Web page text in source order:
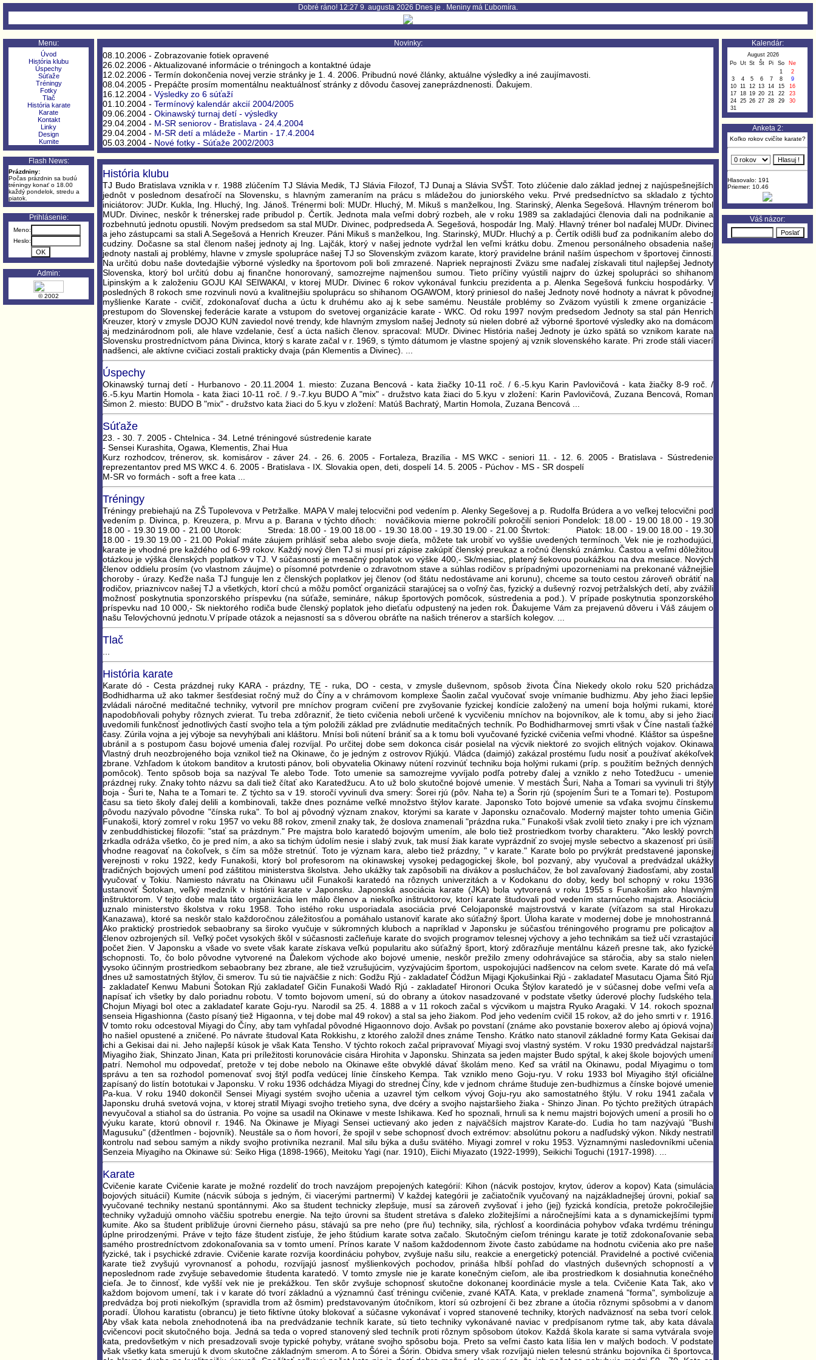
Dobré ráno! 12:27 9. augusta 2026 Dnes je . Meniny má Ľubomíra.
Menu:
Úvod
História klubu
Úspechy
Súťaže
Tréningy
Fotky
Tlač
História karate
Karate
Kontakt
Linky
Design
Kumite
Flash News:
Prázdniny:
Počas prázdnin sa budú
tréningy konať o 18.00
každý pondelok, stredu a
piatok.
Prihlásenie:
Meno:
Heslo:
Admin:
© 2002
Novinky:
08.10.2006 - Zobrazovanie fotiek opravené
26.02.2006 - Aktualizované informácie o tréningoch a kontaktné údaje
12.02.2006 - Termín dokončenia novej verzie stránky je 1. 4. 2006. Pribudnú nové články, aktuálne výsledky a iné zaujímavosti.
08.04.2005 - Prepáčte prosím momentálnu neaktuálnosť stránky z dôvodu časovej zaneprázdnenosti. Ďakujem.
16.12.2004 - Výsledky zo 6 súťaží
01.10.2004 - Termínový kalendár akcií 2004/2005
09.06.2004 - Okinawský turnaj detí - výsledky
29.04.2004 - M-SR seniorov - Bratislava - 24.4.2004
29.04.2004 - M-SR detí a mládeže - Martin - 17.4.2004
05.03.2004 - Nové fotky - Súťaže 2002/2003
História klubu
TJ Budo Bratislava vznikla v r. 1988 zlúčením TJ Slávia Medik, TJ Slávia Filozof, TJ Dunaj a Slávia SVŠT. Toto zlúčenie dalo základ jednej z najúspešnejších
jednôt v poslednom desaťročí na Slovensku, s hlavným zameraním na prácu s mládežou do juniorského veku. Prvé predsedníctvo sa skladalo z týchto
iniciátorov: JUDr. Kukla, Ing. Hluchý, Ing. Jánoš. Trénermi boli: MUDr. Hluchý, M. Mikuš s manželkou, Ing. Starinský, Alenka Segešová. Hlavným trénerom bol
MUDr. Divinec, neskôr k trénerskej rade pribudol p. Čertík. Jednota mala veľmi dobrý rozbeh, ale v roku 1989 sa zakladajúci členovia dali na podnikanie a
rozbehnutú jednotu opustili. Novým predsedom sa stal MUDr. Divinec, podpredseda A. Segešová, hospodár Ing. Malý. Hlavný tréner bol naďalej MUDr. Divinec
a jeho zástupcami sa stali A.Segešová a Henrich Kreuzer. Páni Mikuš s manželkou, Ing. Starinský, MUDr. Hluchý a p. Čertík odišli buď za podnikaním alebo do
cudziny. Dočasne sa stal členom našej jednoty aj Ing. Lajčák, ktorý v našej jednote vydržal len veľmi krátku dobu. Zmenou personálneho obsadenia našej
jednoty nastali aj problémy, hlavne v zmysle spolupráce našej TJ so Slovenským zväzom karate, ktorý pravidelne bránil naším úspechom v športovej činnosti.
Na určitú dobu naše dovtedajšie výborné výsledky na športovom poli boli zmrazené. Napriek neprajnosti Zväzu sme naďalej získavali titul najlepšej Jednoty
Slovenska, ktorý bol určitú dobu aj finančne honorovaný, samozrejme najmenšou sumou. Tieto príčiny vyústili najprv do úzkej spolupráci so shihanom
Lipinským a k založeniu GOJU KAI SEIWAKAI, v ktorej MUDr. Divinec 6 rokov vykonával funkciu prezidenta a p. Alenka Segešová funkciu hospodárky. V
posledných 8 rokoch sme rozvinuli novú a kvalitnejšiu spoluprácu so shihanom OGAWOM, ktorý priniesol do našej Jednoty nové hodnoty a návrat k pôvodnej
myšlienke Karate - cvičiť, zdokonaľovať ducha a úctu k druhému ako aj k sebe samému. Neustále problémy so Zväzom vyústili k zmene organizácie -
prestupom do Slovenskej federácie karate a vstupom do svetovej organizácie karate - WKC. Od roku 1997 novým predsedom Jednoty sa stal pán Henrich
Kreuzer, ktorý v zmysle DOJO KUN zaviedol nové trendy, kde hlavným zmyslom našej Jednoty sú nielen dobré až výborné športové výsledky ako na domácom
aj medzinárodnom poli, ale hlave vzdelanie, česť a úcta našich členov. spracoval: MUDr. Divinec História našej Jednoty je úzko spätá so vznikom karate na
Slovensku prostredníctvom pána Divinca, ktorý s karate začal v r. 1969, s týmto dátumom je vlastne spojený aj vznik slovenského karate. Pri zrode stáli viacerí
nadšenci, ale aktívne cvičiaci zostali prakticky dvaja (pán Klementis a Divinec). ...
Úspechy
Okinawský turnaj detí - Hurbanovo - 20.11.2004 1. miesto: Zuzana Bencová - kata žiačky 10-11 roč. / 6.-5.kyu Karin Pavlovičová - kata žiačky 8-9 roč. /
6.-5.kyu Martin Homola - kata žiaci 10-11 roč. / 9.-7.kyu BUDO A "mix" - družstvo kata žiaci do 5.kyu v zložení: Karin Pavlovičová, Zuzana Bencová, Roman
Šimon 2. miesto: BUDO B "mix" - družstvo kata žiaci do 5.kyu v zložení: Matúš Bachratý, Martin Homola, Zuzana Bencová ...
Súťaže
23. - 30. 7. 2005 - Chtelnica - 34. Letné tréningové sústredenie karate
- Sensei Kurashita, Ogawa, Klementis, Zhai Hua
Kurz rozhodcov, trénerov, sk. komisárov - záver 24. - 26. 6. 2005 - Fortaleza, Brazília - MS WKC - seniori 11. - 12. 6. 2005 - Bratislava - Sústredenie
reprezentantov pred MS WKC 4. 6. 2005 - Bratislava - IX. Slovakia open, deti, dospelí 14. 5. 2005 - Púchov - MS - SR dospelí
M-SR vo formách - soft a free kata ...
Tréningy
Tréningy prebiehajú na ZŠ Tupolevova v Petržalke. MAPA V malej telocvični pod vedením p. Alenky Segešovej a p. Rudolfa Brúdera a vo veľkej telocvični pod
vedením p. Divinca, p. Kreuzera, p. Mrvu a p. Barana v týchto dňoch: nováčikovia mierne pokročilí pokročilí seniori Pondelok: 18.00 - 19.00 18.00 - 19.30
18.00 - 19.30 19.00 - 21.00 Utorok: Streda: 18.00 - 19.00 18.00 - 19.30 18.00 - 19.30 19.00 - 21.00 Štvrtok: Piatok: 18.00 - 19.00 18.00 - 19.30
18.00 - 19.30 19.00 - 21.00 Pokiaľ máte záujem prihlásiť seba alebo svoje dieťa, môžete tak urobiť vo vyššie uvedených termínoch. Vek nie je rozhodujúci,
karate je vhodné pre každého od 6-99 rokov. Každý nový člen TJ si musí pri zápise zakúpiť členský preukaz a ročnú členskú známku. Častou a veľmi dôležitou
otázkou je výška členských poplatkov v TJ. V súčasnosti je mesačný poplatok vo výške 400,- Sk/mesiac, platený šekovou poukážkou na dva mesiace. Nových
členov oddielu prosím (vo vlastnom záujme) o písomné potvrdenie o zdravotnom stave a súhlas rodičov s prípadnými upozorneniami na prekonané vážnejšie
choroby - úrazy. Keďže naša TJ funguje len z členských poplatkov jej členov (od štátu nedostávame ani korunu), chceme sa touto cestou zároveň obrátiť na
rodičov, priaznivcov našej TJ a všetkých, ktorí chcú a môžu pomôcť organizácii starajúcej sa o voľný čas, fyzický a duševný rozvoj petržalských detí, aby zvážili
možnosť poskytnutia sponzorského príspevku (na súťaže, semináre, nákup športových pomôcok, sústredenia a pod.). V prípade poskytnutia sponzorského
príspevku nad 10 000,- Sk niektorého rodiča bude členský poplatok jeho dieťaťu odpustený na jeden rok. Ďakujeme Vám za prejavenú dôveru i Váš záujem o
našu Telovýchovnú jednotu.V prípade otázok a nejasností sa s dôverou obráťte na našich trénerov a starších kolegov. ...
Tlač
História karate
Karate dó - Cesta prázdnej ruky KARA - prázdny, TE - ruka, DO - cesta, v zmysle duševnom, spôsob života Čína Niekedy okolo roku 520 prichádza
Bodhidharma už ako takmer šesťdesiat ročný muž do Číny a v chrámovom komplexe Šaolin začal vyučovať svoje vnímanie budhizmu. Aby jeho žiaci lepšie
zvládali náročné meditačné techniky, vytvoril pre mníchov program cvičení pre zvyšovanie fyzickej kondície založený na umení boja holými rukami, ktoré
napodobňovali pohyby rôznych zvierat. Tu treba zdôrazniť, že tieto cvičenia neboli určené k vycvičeniu mníchov na bojovníkov, ale k tomu, aby si jeho žiaci
uvedomili funkčnosť jednotlivých častí svojho tela a tým položili základ pre zvládnutie meditačných techník. Po Bodhidharmovej smrti však v Číne nastali ťažké
časy. Zúrila vojna a jej výboje sa nevyhýbali ani kláštoru. Mnísi boli nútení brániť sa a k tomu boli vyučované fyzické cvičenia veľmi vhodné. Kláštor sa úspešne
ubránil a s postupom času bojové umenia ďalej rozvíjal. Po určitej dobe sem dokonca cisár posielal na výcvik niektoré zo svojich elitných vojakov. Okinawa
Vlastný druh neozbrojeného boja vznikol tiež na Okinawe, čo je jedným z ostrovov Rjúkjú. Vládca (daimjó) zakázal prostému ľudu nosiť a používať akékoľvek
zbrane. Vzhľadom k útokom banditov a krutosti pánov, boli obyvatelia Okinawy nútení rozvinúť techniku boja holými rukami (príp. s použitím bežných denných
pomôcok). Tento spôsob boja sa nazýval Te alebo Tode. Toto umenie sa samozrejme vyvíjalo podľa potreby ďalej a vzniklo z neho Totedžucu - umenie
prázdnej ruky. Znaky tohto názvu sa dali tiež čítať ako Karatedžucu. A to už bolo skutočné bojové umenie. V mestách Šuri, Naha a Tomari sa vyvinuli tri štýly
boja - Šuri te, Naha te a Tomari te. Z týchto sa v 19. storočí vyvinuli dva smery: Šorei rjú (pôv. Naha te) a Šorin rjú (spojením Šuri te a Tomari te). Postupom
času sa tieto školy ďalej delili a kombinovali, takže dnes poznáme veľké množstvo štýlov karate. Japonsko Toto bojové umenie sa vďaka svojmu čínskemu
pôvodu nazývalo pôvodne "čínska ruka". To bol aj pôvodný význam znakov, ktorými sa karate v Japonsku označovalo. Moderný majster tohto umenia Gičin
Funakoši, ktorý zomrel v roku 1957 vo veku 88 rokov, zmenil znaky tak, že doslova znamenali "prázdna ruka." Funakoši však zvolil tieto znaky i pre ich význam
v zenbuddhistickej filozofii: "stať sa prázdnym." Pre majstra bolo karatedó bojovým umením, ale bolo tiež prostriedkom tvorby charakteru. "Ako lesklý povrch
zrkadla odráža všetko, čo je pred ním, a ako sa tichým údolím nesie i slabý zvuk, tak musí žiak karate vyprázdniť zo svojej mysle sebectvo a skazenosť pri úsilí
vhodne reagovať na čokoľvek, s čím sa môže stretnúť. Toto je význam kara, alebo tiež prázdny, " v karate." Karate bolo po prvýkrát predstavené japonskej
verejnosti v roku 1922, kedy Funakoši, ktorý bol profesorom na okinawskej vysokej pedagogickej škole, bol pozvaný, aby vyučoval a predvádzal ukážky
tradičných bojových umení pod záštitou ministerstva školstva. Jeho ukážky tak zapôsobili na divákov a poslucháčov, že bol zavaľovaný žiadosťami, aby zostal
vyučovať v Tokiu. Namiesto návratu na Okinawu učil Funakoši karatedó na rôznych univerzitách a v Kodokanu do doby, kedy bol schopný v roku 1936
ustanoviť Šotokan, veľký medzník v histórii karate v Japonsku. Japonská asociácia karate (JKA) bola vytvorená v roku 1955 s Funakošim ako hlavným
inštruktorom. V tejto dobe mala táto organizácia len málo členov a niekoľko inštruktorov, ktorí karate študovali pod vedením starnúceho majstra. Asociáciu
uznalo ministerstvo školstva v roku 1958. Toho istého roku usporiadala asociácia prvé Celojaponské majstrovstvá v karate (víťazom sa stal Hirokazu
Kanazawa), ktoré sa neskôr stalo každoročnou záležitosťou a pomáhalo ustanoviť karate ako súťažný šport. Úloha karate v modernej dobe je mnohostranná.
Ako praktický prostriedok sebaobrany sa široko vyučuje v súkromných kluboch a napríklad v Japonsku je súčasťou tréningového programu pre policajtov a
členov ozbrojených síl. Veľký počet vysokých škôl v súčasnosti začleňuje karate do svojich programov telesnej výchovy a jeho technikám sa tiež učí vzrastajúci
počet žien. V Japonsku a všade vo svete však karate získava veľkú popularitu ako súťažný šport, ktorý zdôrazňuje mentálnu kázeň presne tak, ako fyzické
schopnosti. To, čo bolo pôvodne vytvorené na Ďalekom východe ako bojové umenie, neskôr prežilo zmeny odohrávajúce sa stáročia, aby sa stalo nielen
vysoko účinným prostriedkom sebaobrany bez zbrane, ale tiež vzrušujúcim, vyzývajúcim športom, uspokojujúci nadšencov na celom svete. Karate dó má veľa
dnes už samostatných štýlov, či smerov. Tu sú tie najväčšie z nich: Godžu Rjú - zakladateľ Čódžun Mijagi Kjokušinkai Rjú - zakladateľ Masutacu Ojama Šitó Rjú
- zakladateľ Kenwu Mabuni Šotokan Rjú zakladateľ Gičin Funakoši Wadó Rjú - zakladateľ Hironori Ocuka Štýlov karatedó je v súčasnej dobe veľmi veľa a
napísať ich všetky by dalo poriadnu robotu. V tomto bojovom umení, sú do obrany a útokov nasadzované v podstate všetky úderové plochy ľudského tela.
Chojun Miyagi bol otec a zakladateľ karate Goju-ryu. Narodil sa 25. 4. 1888 a v 11 rokoch začal s výcvikom u majstra Ryuko Aragaki. V 14. rokoch spoznal
senseia Higashionna (často písaný tiež Higaonna, v tej dobe mal 49 rokov) a stal sa jeho žiakom. Pod jeho vedením cvičil 15 rokov, až do jeho smrti v r. 1916.
V tomto roku odcestoval Miyagi do Číny, aby tam vyhľadal pôvodné Higaonnovo dojo. Avšak po povstaní (známe ako povstanie boxerov alebo aj ópiová vojna)
ho našiel opustené a zničené. Po návrate študoval Kata Rokkishu, z ktorého založil dnes známe Tensho. Krátko nato stanovil základné formy Kata Gekisai dai
ichi a Gekisai dai ni. Jeho najlepší kúsok je však Kata Tensho. V týchto rokoch začal pripravovať Miyagi svoj vlastný systém. V roku 1930 predvádzal najstarší
Miyagiho žiak, Shinzato Jinan, Kata pri príležitosti korunovácie cisára Hirohita v Japonsku. Shinzata sa jeden majster Budo spýtal, k akej škole bojových umení
patrí. Nemohol mu odpovedať, pretože v tej dobe nebolo na Okinawe ešte obvyklé dávať školám meno. Keď sa vrátil na Okinawu, podal Miyagimu o tom
správu a ten sa rozhodol pomenovať svoj štýl podľa vedúcej línie čínskeho Kempa. Tak vzniklo meno Goju-ryu. V roku 1933 bol Miyagiho štýl oficiálne
zapísaný do listín bototukai v Japonsku. V roku 1936 odchádza Miyagi do strednej Číny, kde v jednom chráme študuje zen-budhizmus a čínske bojové umenie
Pa-kua. V roku 1940 dokončil Sensei Miyagi systém svojho učenia a uzavrel tým celkom vývoj Goju-ryu ako samostatného štýlu. V roku 1941 začala v
Japonsku druhá svetová vojna, v ktorej stratil Miyagi svojho tretieho syna, dve dcéry a svojho najstaršieho žiaka - Shinzo Jinan. Po týchto prežitých útrapách
nevyučoval a stiahol sa do ústrania. Po vojne sa usadil na Okinawe v meste Ishikawa. Keď ho spoznali, hrnuli sa k nemu majstri bojových umení a prosili ho o
výuku karate, ktorú obnovil r. 1946. Na Okinawe je Miyagi Sensei uctievaný ako jeden z najväčších majstrov Karate-do. Ľudia ho tam nazývajú "Bushi
Magusuku" (džentlmen - bojovník). Neustále sa o ňom hovorí, že spojil v sebe schopnosť dvoch extrémov: absolútnu pokoru a nadľudský výkon. Nikdy nestratil
kontrolu nad sebou samým a nikdy svojho protivníka nezranil. Mal silu býka a dušu svätého. Miyagi zomrel v roku 1953. Významnými nasledovníkmi učenia
Senzeia Miyagiho na Okinawe sú: Seiko Higa (1898-1966), Meitoku Yagi (nar. 1910), Eiichi Miyazato (1922-1999), Seikichi Toguchi (1917-1998). ...
Karate
Cvičenie karate Cvičenie karate je možné rozdeliť do troch navzájom prepojených kategórií: Kihon (nácvik postojov, krytov, úderov a kopov) Kata (simulácia
bojových situácií) Kumite (nácvik súboja s jedným, či viacerými partnermi) V každej kategórii je začiatočník vyučovaný na najzákladnejšej úrovni, pokiaľ sa
vyučované techniky nestanú spontánnymi. Ako sa študent technicky zlepšuje, musí sa zároveň zvyšovať i jeho (jej) fyzická kondícia, pretože pokročilejšie
techniky vyžadujú omnoho väčšiu spotrebu energie. Na tejto úrovni sa študent stretáva s ďaleko zložitejšími a náročnejšími kata a s dynamickejšími typmi
kumite. Ako sa študent približuje úrovni čierneho pásu, stávajú sa pre neho (pre ňu) techniky, sila, rýchlosť a koordinácia pohybov vďaka tvrdému tréningu
úplne prirodzenými. Práve v tejto fáze študent zisťuje, že jeho štúdium karate sotva začalo. Skutočným cieľom tréningu karate je totiž zdokonaľovanie seba
samého prostredníctvom zdokonaľovania sa v tomto umení. Prínos karate V našom každodennom živote často zabúdame na hodnotu cvičenia ako pre naše
fyzické, tak i psychické zdravie. Cvičenie karate rozvíja koordináciu pohybov, zvyšuje našu silu, reakcie a energetický potenciál. Pravidelné a poctivé cvičenia
karate tiež zvyšujú vyrovnanosť a pohodu, rozvíjajú jasnosť myšlienkových pochodov, prináša hlbší pohľad do vlastných duševných schopností a v
neposlednom rade zvyšuje sebavedomie študenta karatedó. V tomto zmysle nie je karate konečným cieľom, ale iba prostriedkom k dosiahnutia konečného
cieľa. Je to činnosť, kde vyšší vek nie je prekážkou. Ten skôr zvyšuje schopnosť skutočne dokonanej koordinácie mysle a tela. Cvičenie Kata Tak, ako v
každom bojovom umení, tak i v karate dó tvorí základnú a významnú časť tréningu cvičenie, zvané KATA. Kata, v preklade znamená "forma", symbolizuje a
predvádza boj proti niekoľkým (spravidla trom až ôsmim) predstavovaným útočníkom, ktorí sú ozbrojení či bez zbrane a útočia rôznymi spôsobmi a v danom
poradí. Úlohou karatistu (obrancu) je tieto fiktívne útoky blokovať a súčasne vykonávať i vopred stanovené techniky, ktorých nadväznosť na seba tvorí celok.
Aby však kata nebola znehodnotená iba na predvádzanie techník karate, sú tieto techniky vykonávané naviac v predpísanom rytme tak, aby kata dávala
cvičencovi pocit skutočného boja. Jedná sa teda o vopred stanovený sled techník proti rôznym spôsobom útokov. Každá škola karate si sama vytvárala svoje
kata, predovšetkým v nich presadzovali svoje typické pohyby, vrátane svojho spôsobu boja. Preto sa veľmi často kata líšia len v malých bodoch. V podstate
však všetky kata smerujú k dvom skutočne základným smerom. A to Šórei a Šórin. Obidva smery však rozvíjajú nielen telesnú stránku bojovníka či športovca,
Kalendár:
August 2026
Po Ut St Št Pi So
Ne
1
2
3
4 5 6 7 8
9
10
11 12 13 14 15
16
17
18 19 20 21 22
23
24
25 26 27 28 29
30
31
Anketa 2:
Koľko rokov cvičíte karate?
Hlasovalo: 191
Priemer: 10.46
Váš názor: